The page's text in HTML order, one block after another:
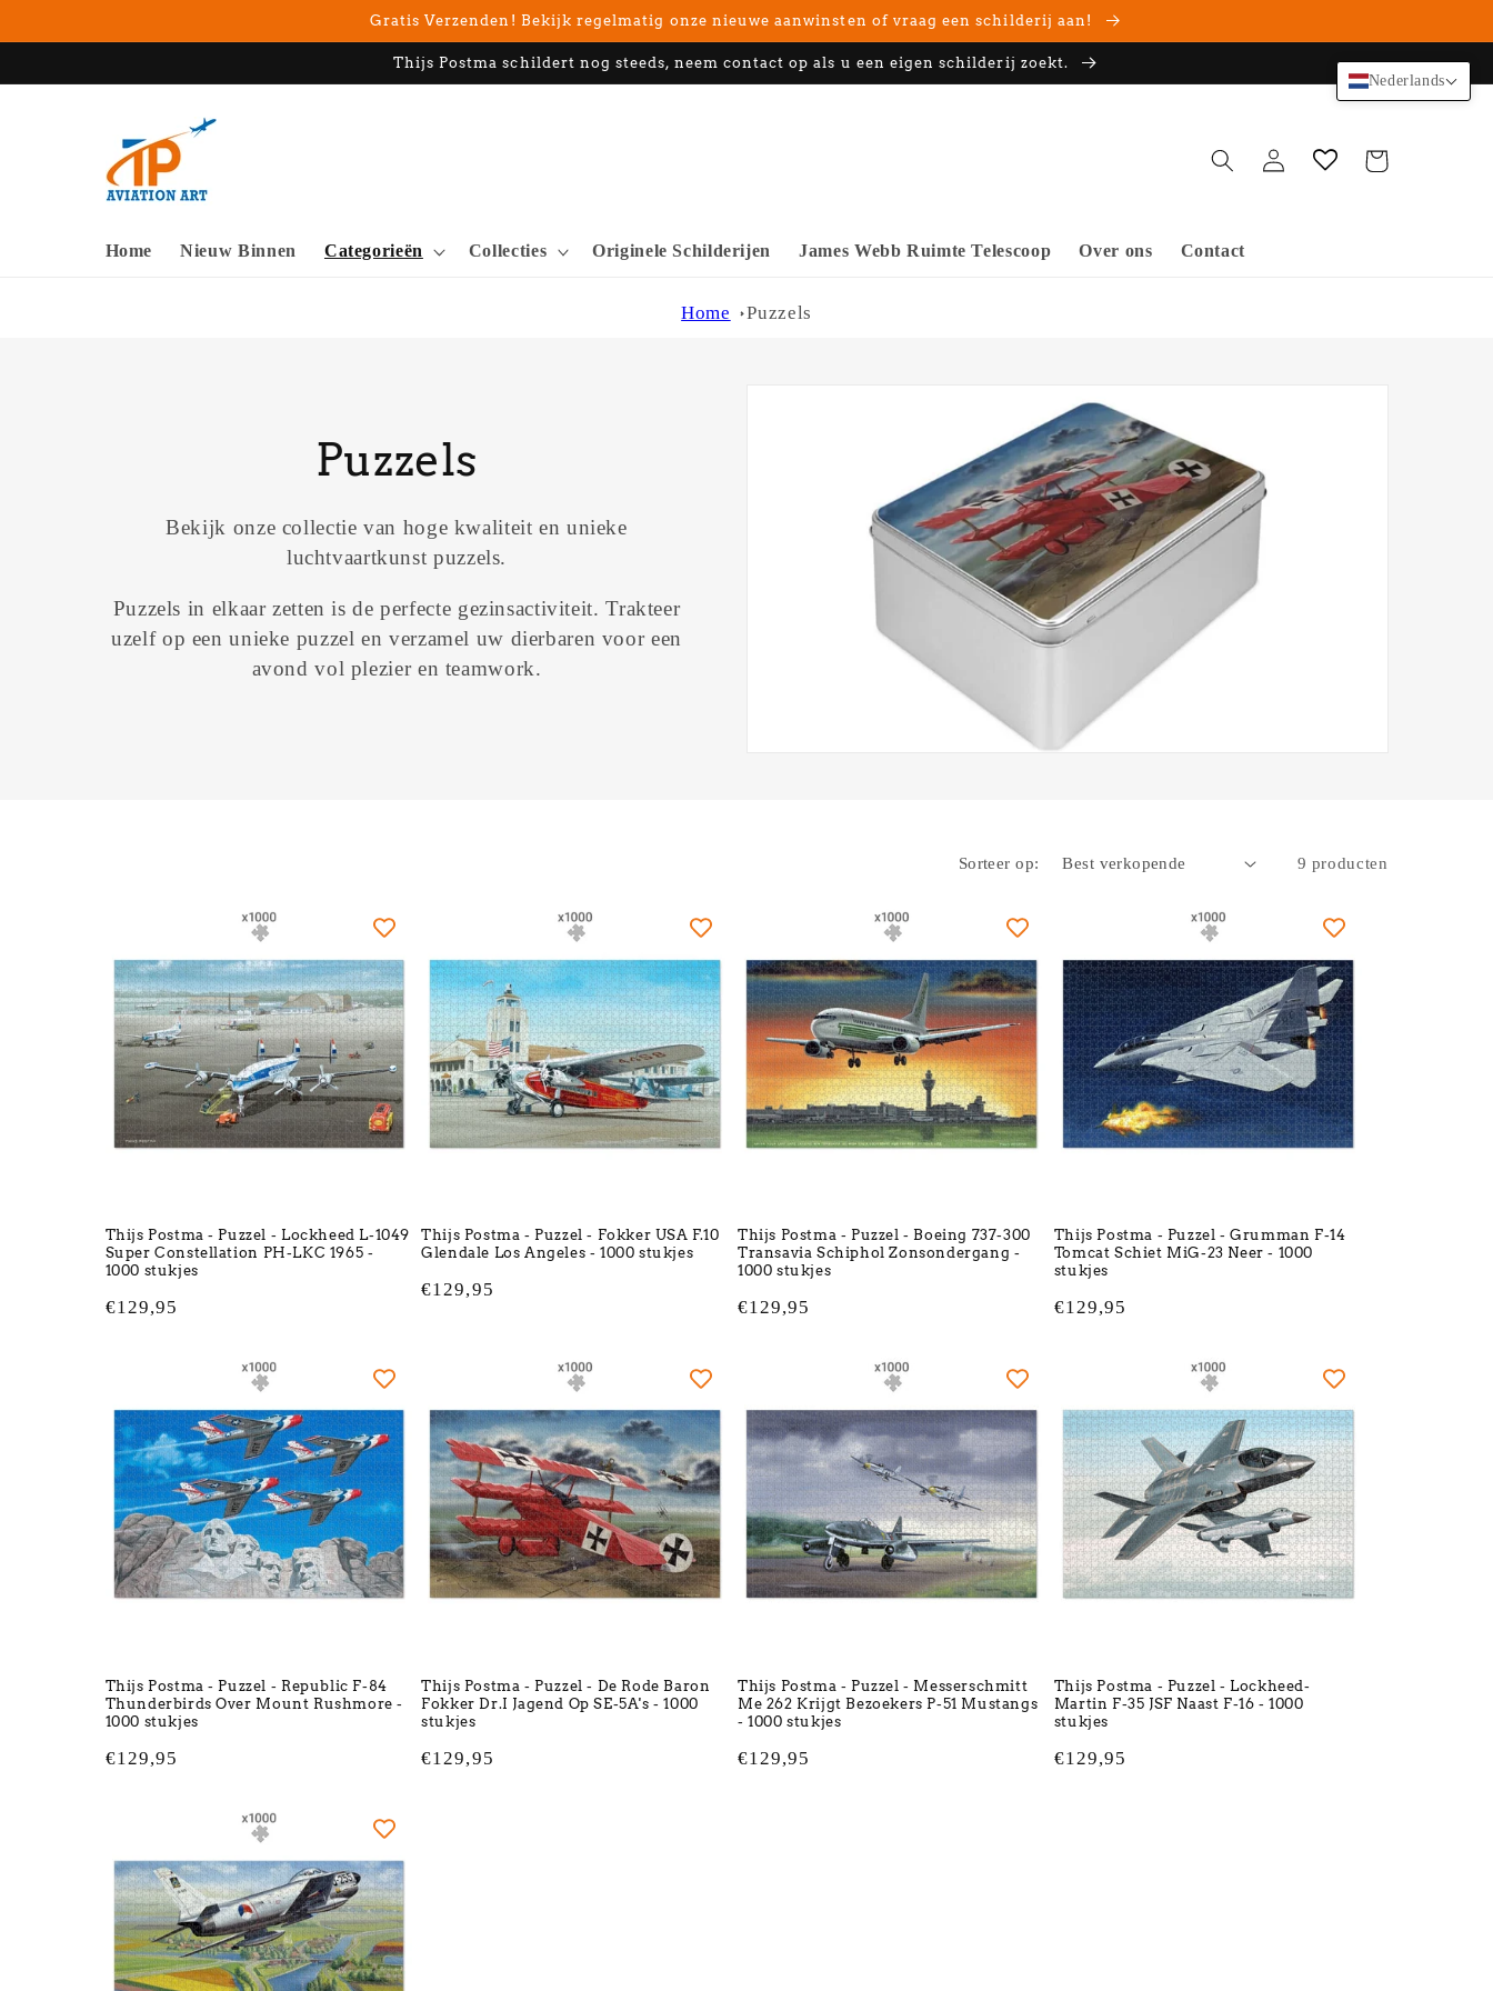
content
Gratis Verzenden! Bekijk regelmatig onze nieuwe aanwinsten of vraag een schilderij aan!
Thijs Postma schildert nog steeds, neem contact op als u een eigen schilderij zoekt.
Home Nieuw Binnen Categorieën Collecties Originele Schilderijen James Webb Ruimte Telescoop Over ons Contact
Inloggen Winkelwagen
Home Puzzels
C
o
l
l
e
:
Puzzels
Bekijk onze collectie van hoge kwaliteit en unieke
luchtvaartkunst puzzels.
Puzzels in elkaar zetten is de perfecte gezinsactiviteit. Trakteer
uzelf op een unieke puzzel en verzamel uw dierbaren voor een
avond vol plezier en teamwork.
Sorteer op: 9 producten
Thijs Postma - Puzzel - Lockheed L-1049
Super Constellation PH-LKC 1965 -
1000 stukjes
Normale
€129,95
Thijs Postma - Puzzel - Fokker USA F.10
Glendale Los Angeles - 1000 stukjes
Normale
€129,95
Thijs Postma - Puzzel - Boeing 737-300
Transavia Schiphol Zonsondergang -
1000 stukjes
Normale
€129,95
Thijs Postma - Puzzel - Grumman F-14
Tomcat Schiet MiG-23 Neer - 1000
stukjes
Normale
€129,95
Thijs Postma - Puzzel - Republic F-84
Thunderbirds Over Mount Rushmore -
1000 stukjes
Normale
€129,95
Thijs Postma - Puzzel - De Rode Baron
Fokker Dr.I Jagend Op SE-5A's - 1000
stukjes
Normale
€129,95
Thijs Postma - Puzzel - Messerschmitt
Me 262 Krijgt Bezoekers P-51 Mustangs
- 1000 stukjes
Normale
€129,95
Thijs Postma - Puzzel - Lockheed-
Martin F-35 JSF Naast F-16 - 1000
stukjes
Normale
€129,95
Nederlands